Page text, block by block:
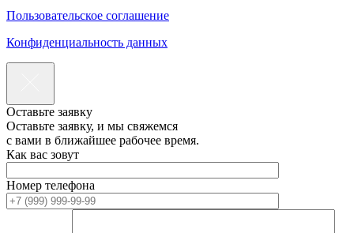
Пользовательское соглашение
Конфиденциальность данных
Оставьте заявку
Оставьте заявку, и мы свяжемся
с вами в ближайшее рабочее время.
Как вас зовут
Номер телефона